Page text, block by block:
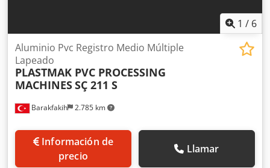
1 / 6
Barakfakih 2.785 km
Aluminio Pvc Registro Medio Múltiple
Lapeado
PLASTMAK PVC PROCESSING
MACHINESSÇ 211 S
Información de
precio
Llamar